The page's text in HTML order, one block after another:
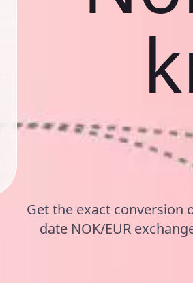
Get the exact conversion
date NOK/EUR